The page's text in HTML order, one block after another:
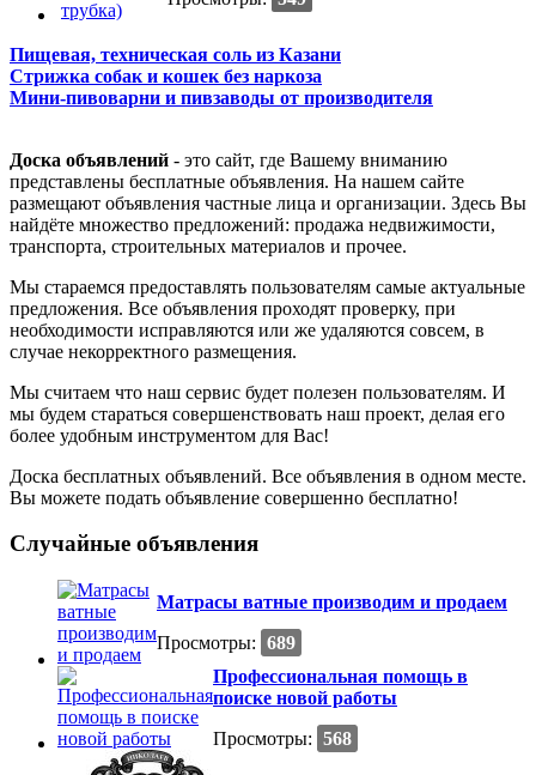
Пищевая, техническая соль из Казани
Стрижка собак и кошек без наркоза
Мини-пивоварни и пивзаводы от производителя
Доска объявлений - это сайт, где Вашему вниманию
представлены бесплатные объявления. На нашем сайте
размещают объявления частные лица и организации. Здесь Вы
найдёте множество предложений: продажа недвижимости,
транспорта, строительных материалов и прочее.
Мы стараемся предоставлять пользователям самые актуальные
предложения. Все объявления проходят проверку, при
необходимости исправляются или же удаляются совсем, в
случае некорректного размещения.
Мы считаем что наш сервис будет полезен пользователям. И
мы будем стараться совершенствовать наш проект, делая его
более удобным инструментом для Вас!
Доска бесплатных объявлений. Все объявления в одном месте.
Вы можете подать объявление совершенно бесплатно!
Случайные объявления
Матрасы ватные производим и продаем
Просмотры: 689
Профессиональная помощь в
поиске новой работы
Просмотры: 568